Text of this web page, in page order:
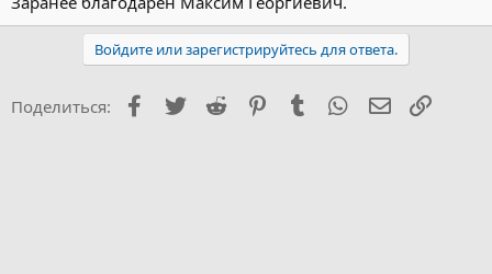
Войдите или зарегистрируйтесь для ответа.
Поделиться: Facebook
Twitter Reddit PinterestTumblr WhatsApp